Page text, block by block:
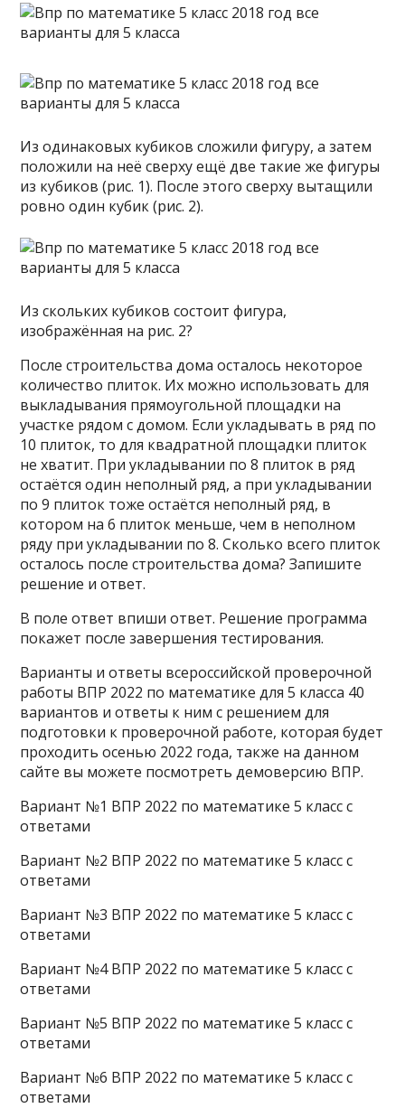
Из одинаковых кубиков сложили фигуру, а затем
положили на неё сверху ещё две такие же фигуры
из кубиков (рис. 1). После этого сверху вытащили
ровно один кубик (рис. 2).
Из скольких кубиков состоит фигура,
изображённая на рис. 2?
После строительства дома осталось некоторое
количество плиток. Их можно использовать для
выкладывания прямоугольной площадки на
участке рядом с домом. Если укладывать в ряд по
10 плиток, то для квадратной площадки плиток
не хватит. При укладывании по 8 плиток в ряд
остаётся один неполный ряд, а при укладывании
по 9 плиток тоже остаётся неполный ряд, в
котором на 6 плиток меньше, чем в неполном
ряду при укладывании по 8. Сколько всего плиток
осталось после строительства дома? Запишите
решение и ответ.
В поле ответ впиши ответ. Решение программа
покажет после завершения тестирования.
Варианты и ответы всероссийской проверочной
работы ВПР 2022 по математике для 5 класса 40
вариантов и ответы к ним с решением для
подготовки к проверочной работе, которая будет
проходить осенью 2022 года, также на данном
сайте вы можете посмотреть демоверсию ВПР.
Вариант №1 ВПР 2022 по математике 5 класс с
ответами
Вариант №2 ВПР 2022 по математике 5 класс с
ответами
Вариант №3 ВПР 2022 по математике 5 класс с
ответами
Вариант №4 ВПР 2022 по математике 5 класс с
ответами
Вариант №5 ВПР 2022 по математике 5 класс с
ответами
Вариант №6 ВПР 2022 по математике 5 класс с
ответами